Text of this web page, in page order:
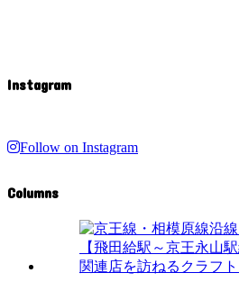
Instagram
Follow on Instagram
Columns